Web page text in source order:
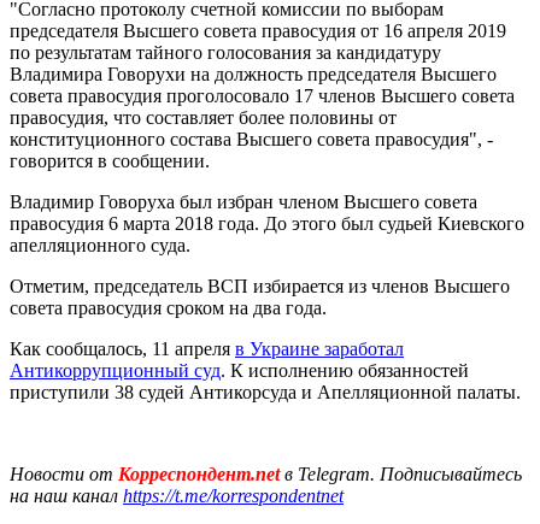
"Согласно протоколу счетной комиссии по выборам
председателя Высшего совета правосудия от 16 апреля 2019
по результатам тайного голосования за кандидатуру
Владимира Говорухи на должность председателя Высшего
совета правосудия проголосовало 17 членов Высшего совета
правосудия, что составляет более половины от
конституционного состава Высшего совета правосудия", -
говорится в сообщении.
Владимир Говоруха был избран членом Высшего совета
правосудия 6 марта 2018 года. До этого был судьей Киевского
апелляционного суда.
Отметим, председатель ВСП избирается из членов Высшего
совета правосудия сроком на два года.
Как сообщалось, 11 апреля в Украине заработал
Антикоррупционный суд. К исполнению обязанностей
приступили 38 судей Антикорсуда и Апелляционной палаты.
Новости от Корреспондент.netв Telegram. Подписывайтесь
на наш канал https://t.me/korrespondentnet